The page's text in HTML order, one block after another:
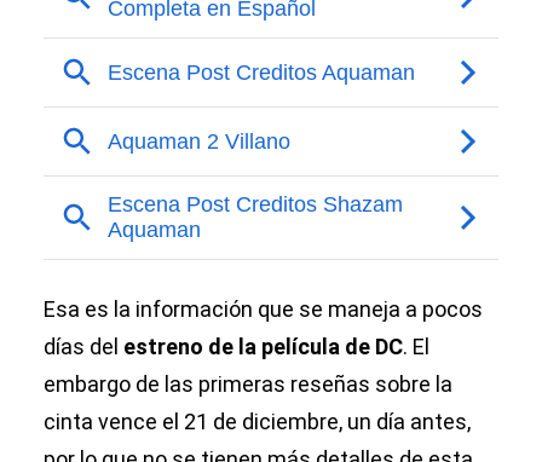
Esa es la información que se maneja a pocos
días del estreno de la película de DC. El
embargo de las primeras reseñas sobre la
cinta vence el 21 de diciembre, un día antes,